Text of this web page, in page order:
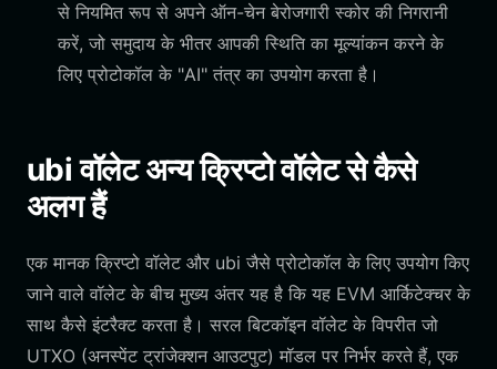
से नियमित रूप से अपने ऑन-चेन बेरोजगारी स्कोर की निगरानी
करें, जो समुदाय के भीतर आपकी स्थिति का मूल्यांकन करने के
लिए प्रोटोकॉल के "AI" तंत्र का उपयोग करता है।
ubi वॉलेट अन्य क्रिप्टो वॉलेट से कैसे
अलग हैं
एक मानक क्रिप्टो वॉलेट और ubi जैसे प्रोटोकॉल के लिए उपयोग किए
जाने वाले वॉलेट के बीच मुख्य अंतर यह है कि यह EVM आर्किटेक्चर के
साथ कैसे इंटरैक्ट करता है। सरल बिटकॉइन वॉलेट के विपरीत जो
UTXO (अनस्पेंट ट्रांजेक्शन आउटपुट) मॉडल पर निर्भर करते हैं, एक